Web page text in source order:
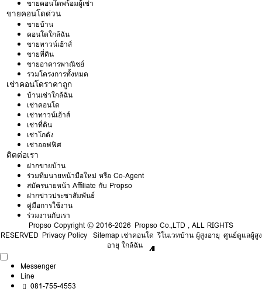
ขายคอนโดพร้อมผู้เช่า
ขายคอนโดด่วน
ขายบ้าน
คอนโดใกล้ฉัน
ขายทาวน์เฮ้าส์
ขายที่ดิน
ขายอาคารพาณิชย์
รวมโครงการทั้งหมด
เช่าคอนโดราคาถูก
บ้านเช่าใกล้ฉัน
เช่าคอนโด
เช่าทาวน์เฮ้าส์
เช่าที่ดิน
เช่าโกดัง
เช่าออฟฟิศ
ติดต่อเรา
ฝากขายบ้าน
ร่วมทีมนายหน้ามือใหม่ หรือ Co-Agent
สมัครนายหน้า Affiliate กับ Propso
ฝากข่าวประชาสัมพันธ์
คู่มือการใช้งาน
ร่วมงานกับเรา
Propso Copyright © 2016-2026 Propso Co.,LTD , ALL RIGHTS
RESERVED Privacy Policy Sitemap เช่าคอนโด รีโนเวทบ้าน ผู้สูงอายุ ศูนย์ดูแลผู้สูง
อายุ ใกล้ฉัน
Messenger
Line
081-755-4553